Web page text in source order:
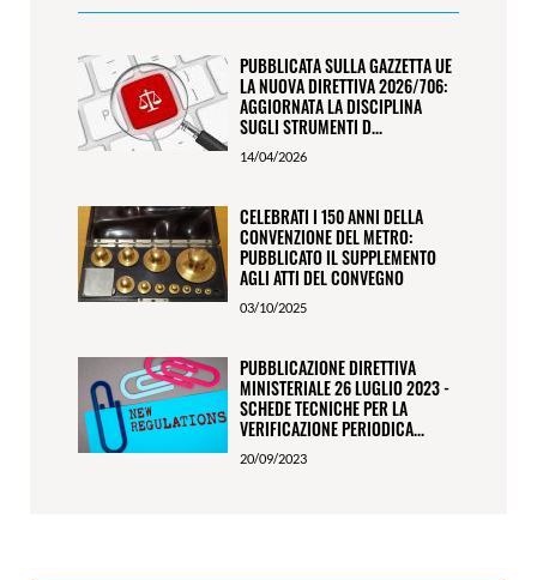
PUBBLICATA SULLA GAZZETTA UE
LA NUOVA DIRETTIVA 2026/706:
AGGIORNATA LA DISCIPLINA
SUGLI STRUMENTI D...
14/04/2026
CELEBRATI I 150 ANNI DELLA
CONVENZIONE DEL METRO:
PUBBLICATO IL SUPPLEMENTO
AGLI ATTI DEL CONVEGNO
03/10/2025
PUBBLICAZIONE DIRETTIVA
MINISTERIALE 26 LUGLIO 2023 -
SCHEDE TECNICHE PER LA
VERIFICAZIONE PERIODICA...
20/09/2023